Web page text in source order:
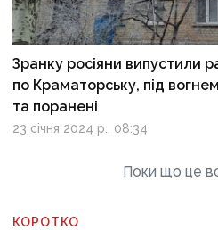
Зранку росіяни випустили
по Краматорську, під
та поранені
23 січня 2024 р., 08:34
Поки що це
КОРОТКО